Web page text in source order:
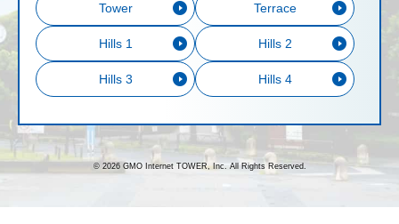
Tower Terrace
Hills 1 Hills 2
Hills 3 Hills 4
© 2026 GMO Internet TOWER, Inc. All Rights Reserved.